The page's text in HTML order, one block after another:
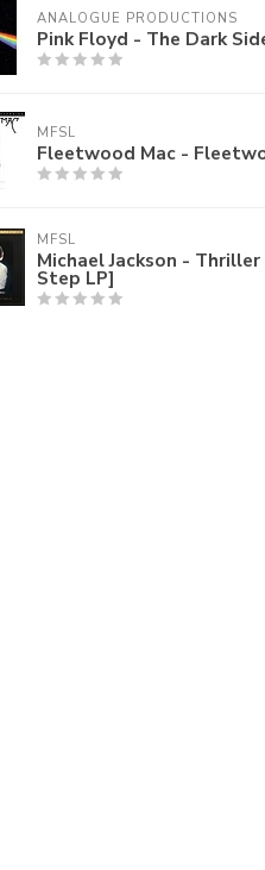
ANALOGUE PRODUCTIONS
Pink Floyd - The Dark
MFSL
Fleetwood Mac -
MFSL
Michael Jackson -
Step LP]